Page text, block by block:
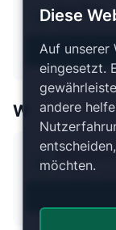
Red Box
1 Plan
W
7 Pläne
Diese
Auf unserer
eingesetzt.
andere
möchten.